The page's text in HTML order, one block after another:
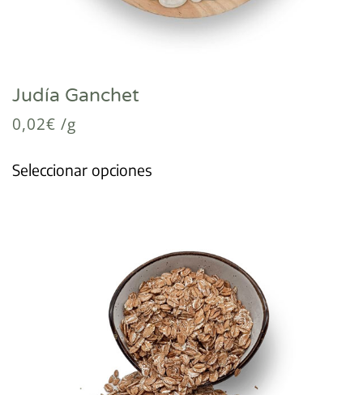
Judía Ganchet
0,02€ /g
Seleccionar opciones